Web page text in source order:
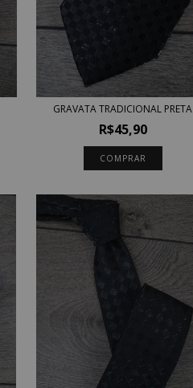
GRAVATA TRADICIONAL PRETA
R$45,90